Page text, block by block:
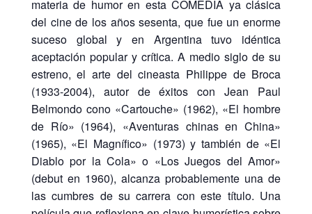
materia de humor en esta COMEDIA ya clásica
del cine de los años sesenta, que fue un enorme
suceso global y en Argentina tuvo idéntica
aceptación popular y crítica. A medio siglo de su
estreno, el arte del cineasta Philippe de Broca
(1933-2004), autor de éxitos con Jean Paul
Belmondo cono «Cartouche» (1962), «El hombre
de Río» (1964), «Aventuras chinas en China»
(1965), «El Magnífico» (1973) y también de «El
Diablo por la Cola» o «Los Juegos del Amor»
(debut en 1960), alcanza probablemente una de
las cumbres de su carrera con este título. Una